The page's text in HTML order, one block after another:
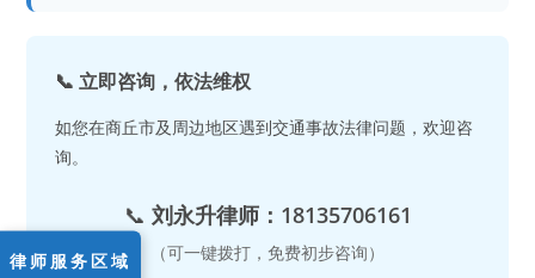
📞 立即咨询，依法维权
如您在商丘市及周边地区遇到交通事故法律问题，欢迎咨
询。
📞 刘永升律师：18135706161
（可一键拨打，免费初步咨询）
律师服务区域